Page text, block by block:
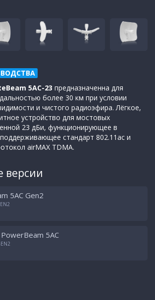
5AC-23 предназначенна для
более 30 км при условии
и чистого радиоэфира. Лёгкое,
устройство для мостовых
23 дБи, функционирующее в
стандарт 802.11ас и
airMAX TDMA.
версии
5AC Gen2
5AC